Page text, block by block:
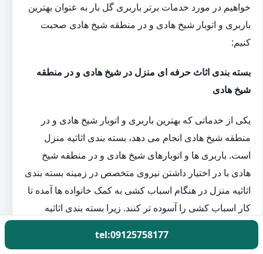
خواهیم در مورد خدمات برتر باربری گل بار به عنوان بهترین
باربری و اتوبار شیخ هادی و در منطقه شیخ هادی صحبت
کنیم:
بسته بندی اثاث حرفه ای منزل در شیخ هادی و در منطقه
شیخ هادی
یکی از خدماتی که بهترین باربری و اتوبار شیخ هادی و در
منطقه شیخ هادی انجام می دهد، بسته بندی اثاثیه منزل
است. باربری ها و اتوبارهای شیخ هادی و در منطقه شیخ
هادی با در اختیار داشتن نیروی متخصص در زمینه بسته بندی
اثاثیه منزل در هنگام اسباب کشی به کمک خانواده ها آمده تا
کار اسباب کشی را آسوده تر کنند. زیرا بسته بندی اثاثیه
tel:09125758177